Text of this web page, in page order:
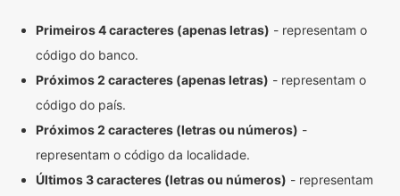
Primeiros 4 caracteres (apenas letras) - representam o
código do banco.
Próximos 2 caracteres (apenas letras) - representam o
código do país.
Próximos 2 caracteres (letras ou números) -
representam o código da localidade.
Últimos 3 caracteres (letras ou números) - representam